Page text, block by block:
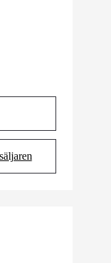
tab)